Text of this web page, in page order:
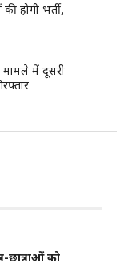
होगी भर्ती,
मामले में दूसरी
छात्राओं को